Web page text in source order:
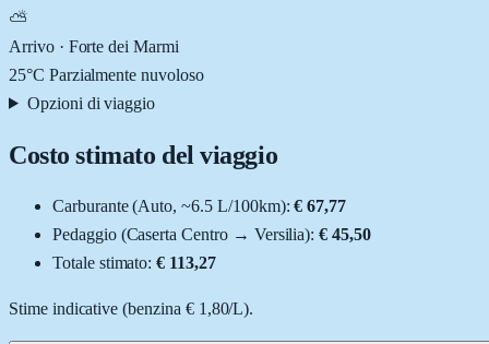
⛅
Arrivo · Forte dei Marmi
25°C Parzialmente nuvoloso
Opzioni di viaggio
Costo stimato del viaggio
Carburante (Auto, ~6.5 L/100km): € 67,77
Pedaggio (Caserta Centro→ Versilia): € 45,50
Totale stimato:€ 113,27
Stime indicative (benzina € 1,80/L).